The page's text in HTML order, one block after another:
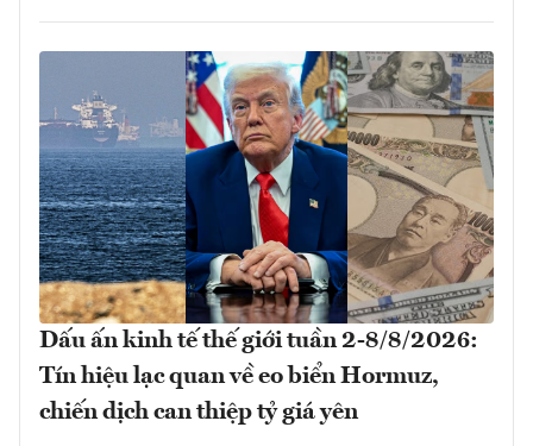
Dấu ấn kinh tế thế giới tuần 2-8/8/2026:
Tín hiệu lạc quan về eo biển Hormuz,
chiến dịch can thiệp tỷ giá yên